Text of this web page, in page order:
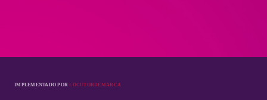
IMPLEMENTADO PORLOCUTORDEMARCA